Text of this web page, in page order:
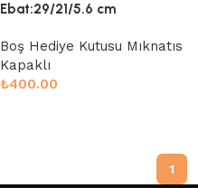
Ebat:29/21/5.6 cm
Boş Hediye Kutusu Mıknatıs
Kapaklı
₺400.00
1